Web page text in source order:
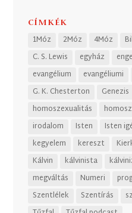
CÍMKÉK
1Móz 2Móz 4Móz
C. S. Lewis
egyház
evangélium
evangéliumi
G. K. Chesterton
Genezis
homoszexualitás
irodalom
Isten Isten
kegyelem
kereszt
Kálvin
kálvinista
megváltás
Numeri
Szentlélek
Szentírás